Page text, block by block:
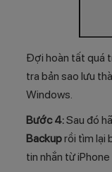
Đợi hoàn tất quá
tra bản sao lưu
Windows.
Bước 4:Sau đó
Backuprồi tìm lại
tin nhắn từ